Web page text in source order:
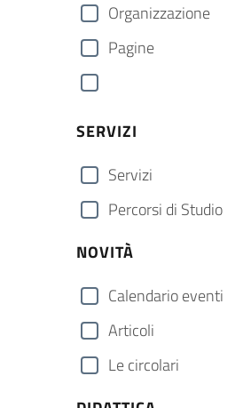
Organizzazione
Pagine
SERVIZI
Servizi
Percorsi di Studio
NOVITÀ
Calendario eventi
Articoli
Le circolari